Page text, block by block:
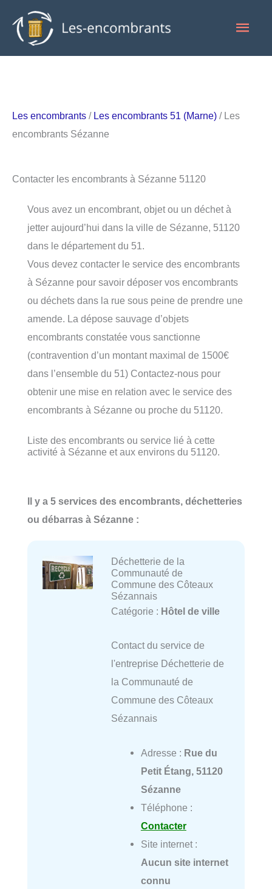
contenu
Les encombrants / Les encombrants 51 (Marne) / Les
encombrants Sézanne
Contacter les encombrants à Sézanne 51120
Vous avez un encombrant, objet ou un déchet à
jetter aujourd’hui dans la ville de Sézanne, 51120
dans le département du 51.
Vous devez contacter le service des encombrants
à Sézanne pour savoir déposer vos encombrants
ou déchets dans la rue sous peine de prendre une
amende. La dépose sauvage d’objets
encombrants constatée vous sanctionne
(contravention d’un montant maximal de 1500€
dans l’ensemble du 51) Contactez-nous pour
obtenir une mise en relation avec le service des
encombrants à Sézanne ou proche du 51120.
Liste des encombrants ou service lié à cette
activité à Sézanne et aux environs du 51120.
Il y a 5 services des encombrants, déchetteries
ou débarras à Sézanne :
Déchetterie de la
Communauté de
Commune des Côteaux
Sézannais
Catégorie : Hôtel de ville
Contact du service de
l'entreprise Déchetterie de
la Communauté de
Commune des Côteaux
Sézannais
Adresse : Rue du
Petit Étang, 51120
Sézanne
Téléphone :
Contacter
Site internet :
Aucun site internet
connu